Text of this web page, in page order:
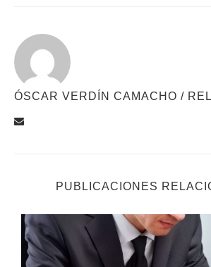
ÓSCAR VERDÍN CAMACHO /
PUBLICACIONES